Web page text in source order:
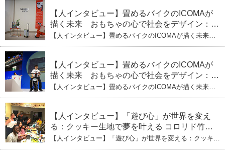
【人インタビュー】畳めるバイクのICOMAが
描く未来 おもちゃの心で社会をデザイン：株
式会社ICOMAの代表取締役・生駒崇光
（下）おもちゃで社会を変える、「トイボック
【人インタビュー】畳めるバイクのICOMAが描く未来
イボックス」というデザインメソッド
【人インタビュー】畳めるバイクのICOMAが
描く未来 おもちゃの心で社会をデザイン：株
式会社ICOMAの代表取締役・生駒崇光
（上）「変形」に魅せられたデザイナーの軌
【人インタビュー】畳めるバイクのICOMAが描く未来
ーの軌跡
【人インタビュー】「遊び心」が世界を変え
る：クッキー生地で夢を叶える コロリド竹内
ひとみ（下） 起業は「影響力」のため。愛と
笑いの子育て哲学
【人インタビュー】「遊び心」が世界を変える：クッキー